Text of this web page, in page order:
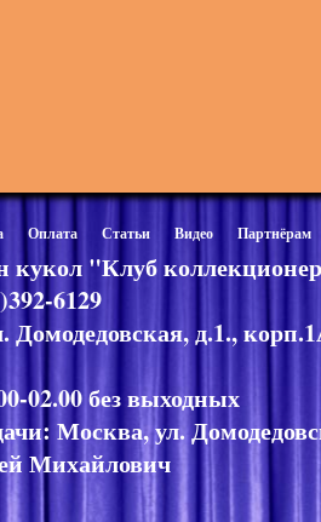
Оплата Статьи Видео Партнёрам
кукол "Клуб
6129
Домодедовская, д.1.,
02.00 без выходных
Москва, ул.
Михайлович